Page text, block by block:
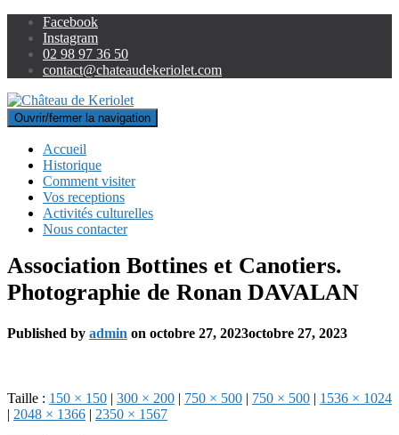
Facebook
Instagram
02 98 97 36 50
contact@chateaudekeriolet.com
Ouvrir/fermer la navigation
Accueil
Historique
Comment visiter
Vos receptions
Activités culturelles
Nous contacter
Association Bottines et Canotiers.
Photographie de Ronan DAVALAN
Published by admin on octobre 27, 2023octobre 27, 2023
Taille : 150 × 150 | 300 × 200 | 750 × 500 | 750 × 500 | 1536 × 1024
| 2048 × 1366 | 2350 × 1567